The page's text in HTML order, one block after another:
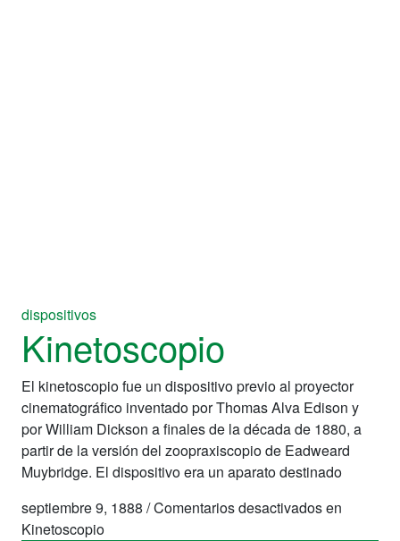
dispositivos
Kinetoscopio
El kinetoscopio fue un dispositivo previo al proyector
cinematográfico inventado por Thomas Alva Edison y
por William Dickson a finales de la década de 1880, a
partir de la versión del zoopraxiscopio de Eadweard
Muybridge. El dispositivo era un aparato destinado
septiembre 9, 1888 /Comentarios desactivadosen
Kinetoscopio